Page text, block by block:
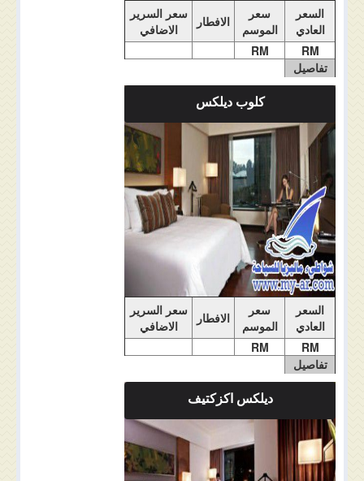
السعر
العادي
سعر
الموسم
الافطار
سعر السرير
الاضافي
RM
RM
تفاصيل
الغرفة
كلوب ديلكس
السعر
العادي
سعر
الموسم
الافطار
سعر السرير
الاضافي
RM
RM
تفاصيل
الغرفة
ملاحضات الغرفة
ديلكس اكزكتيف
ملاحضات الغرفة